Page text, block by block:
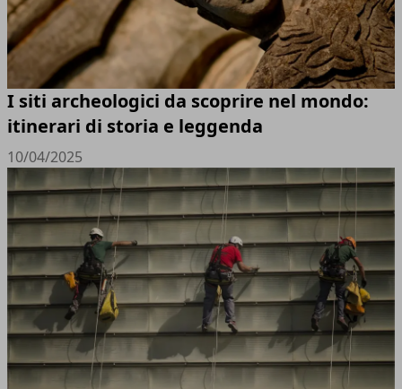
I siti archeologici da scoprire nel mondo:
itinerari di storia e leggenda
10/04/2025